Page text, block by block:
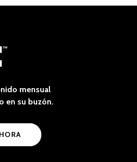
mensual
en su buzón.